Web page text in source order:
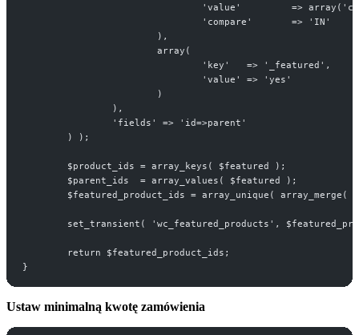
'value' 	=>
				'compare' 	=> 'IN'
			),
			array(
				'key' 	=> '_featured',
				'value' => 'yes'
			)
		),
		'fields' => 'id=>parent'
	) );
	$product_ids = array_keys( $featured );
	$parent_ids  = array_values( $featured );
$featured_product_ids = array_unique( array_merge(
set_transient( 'wc_featured_products',
	return $featured_product_ids;
}
Ustaw minimalną kwotę zamówienia